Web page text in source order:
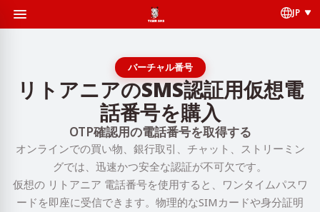
JP
バーチャル番号
リトアニアのSMS認証用仮想電
話番号を購入
OTP確認用の電話番号を取得する
オンラインでの買い物、銀行取引、チャット、ストリーミン
グでは、迅速かつ安全な認証が不可欠です。
仮想の リトアニア 電話番号を使用すると、ワンタイムパスワ
ードを即座に受信できます。物理的なSIMカードや身分証明